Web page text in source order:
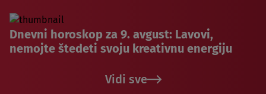
Dnevni horoskop za 9. avgust: Lavovi,
nemojte štedeti svoju kreativnu energiju
Vidi sve